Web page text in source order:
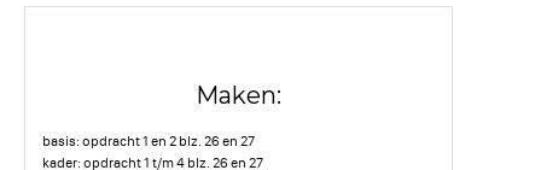
Maken:
basis: opdracht 1 en 2 blz. 26 en 27
kader: opdracht 1 t/m 4 blz. 26 en 27